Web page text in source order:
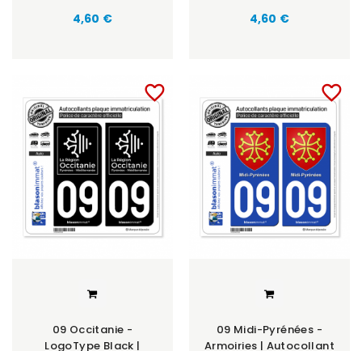
4,60 € 4,60 €
favorite_border
09 Occitanie -
LogoType Black |
favorite_border
09 Midi-Pyrénées -
Armoiries | Autocollant